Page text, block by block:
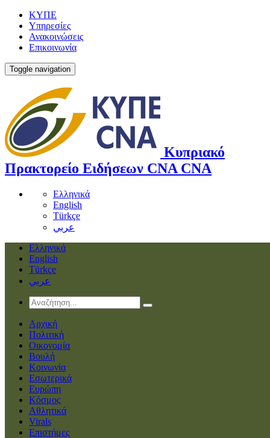
ΚΥΠΕ
Υπηρεσίες
Ανακοινώσεις
Επικοινωνία
Toggle navigation
Κυπριακό
Πρακτορείο Ειδήσεων CNA CNA
Ελληνικά
English
Türkçe
عربي
Ελληνικά
English
Türkçe
عربي
Αρχική
Πολιτική
Οικονομία
Βουλή
Κοινωνία
Εσωτερικά
Ευρώπη
Κόσμος
Αθλητικά
Virals
Επιστήμες